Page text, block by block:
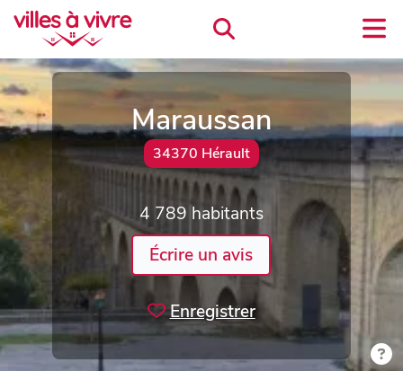
Maraussan
34370 Hérault
4 789 habitants
Écrire un avis
Enregistrer